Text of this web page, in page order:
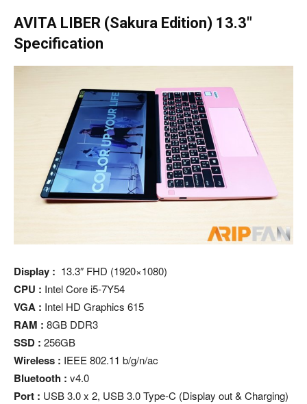
AVITA LIBER (Sakura Edition) 13.3″
Specification
Display : 13.3″ FHD (1920×1080)
CPU : Intel Core i5-7Y54
VGA : Intel HD Graphics 615
RAM : 8GB DDR3
SSD : 256GB
Wireless : IEEE 802.11 b/g/n/ac
Bluetooth : v4.0
Port : USB 3.0 x 2, USB 3.0 Type-C (Display out & Charging)